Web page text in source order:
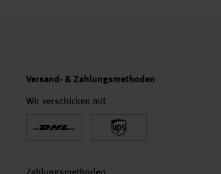
Versand- & Zahlungsmethoden
Wir verschicken mit